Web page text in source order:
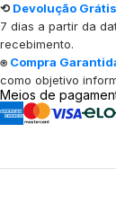
⟲ Devolução
7 dias a partir da
recebimento.
⍟ Compra
como objetivo
Meios de